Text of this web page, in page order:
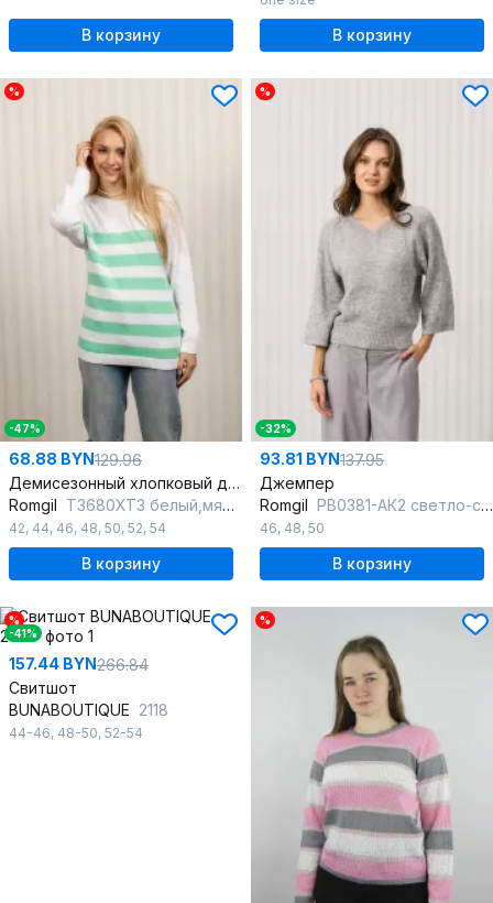
В корзину В корзину
%
-47%
68.88 BYN129.96
Демисезонный хлопковый джемпер белый классика
Romgil ТЗ680ХТЗ белый,мятный
42, 44, 46, 48, 50, 52, 54
В корзину
%
-32%
93.81 BYN137.95
Джемпер
Romgil РВ0381-АК2 светло-серый
46, 48, 50
В корзину
%
-41%
157.44 BYN266.84
Свитшот
BUNABOUTIQUE 2118
44-46, 48-50, 52-54
%